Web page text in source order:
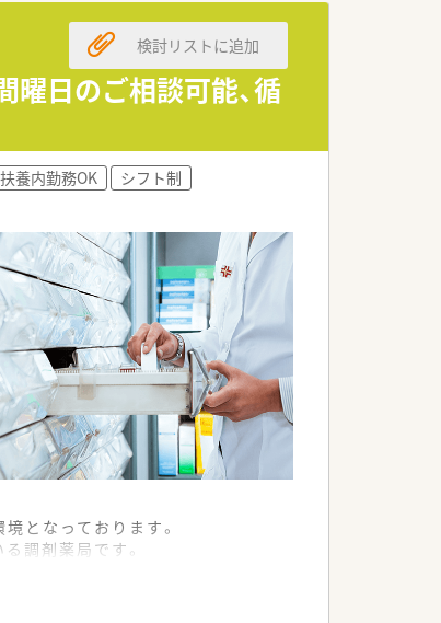
っています。
ています。
環境です。
曜日のご相談可能、循
検討リストに追加
扶養内勤務OK
シフト制
となっております。
調剤薬局です。